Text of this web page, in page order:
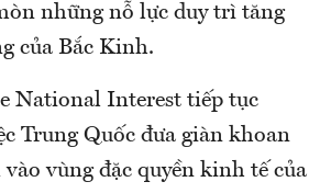
những nỗ lực duy trì tăng
của Bắc Kinh.
National Interest tiếp tục
Trung Quốc đưa giàn khoan
vùng đặc quyền kinh tế của